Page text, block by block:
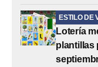
ESTILO DE
Lotería
plantillas